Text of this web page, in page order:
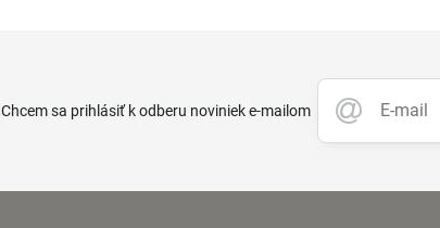
Chcem sa prihlásiť k odberu noviniek e-mailom